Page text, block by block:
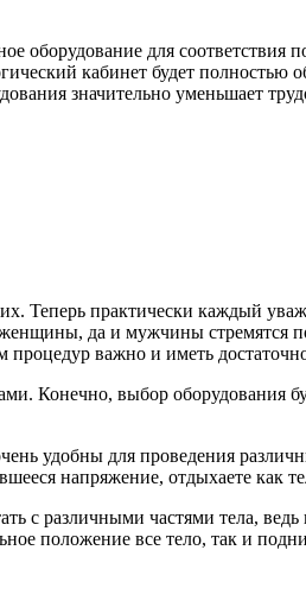
оборудование для соответствия
кабинет будет полностью
значительно уменьшает
Теперь практически каждый
да и мужчины стремятся
важно и иметь
Конечно, выбор оборудования
удобны для проведения
напряжение, отдыхаете как
с различными частями тела,
положение все тело, так и